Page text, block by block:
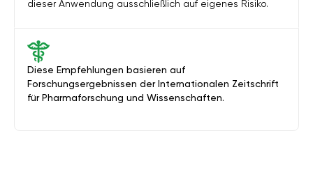
Diese Empfehlungen basieren auf
Forschungsergebnissen der Internationalen Zeitschrift
für Pharmaforschung und Wissenschaften.
dieser Anwendung ausschließlich auf eigenes Risiko.